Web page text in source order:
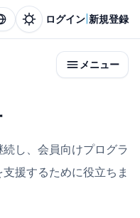
ログイン 新規登録
メニュー
し、会員向けプログラ
援するために役立ちま